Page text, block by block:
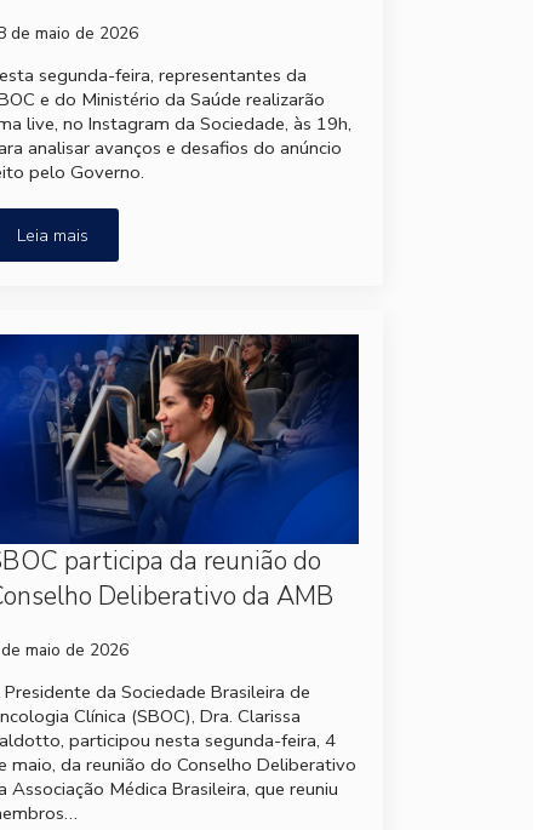
de maio de 2026
segunda-feira, representantes da
e do Ministério da Saúde realizarão
live, no Instagram da Sociedade, às 19h,
analisar avanços e desafios do anúncio
pelo Governo.
Leia mais
participa da reunião do
Deliberativo da AMB
maio de 2026
da Sociedade Brasileira de
Clínica (SBOC), Dra. Clarissa
participou nesta segunda-feira, 4
maio, da reunião do Conselho Deliberativo
Associação Médica Brasileira, que reuniu